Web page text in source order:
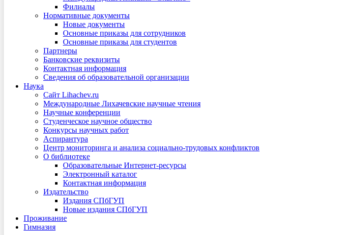
Филиалы
Нормативные документы
Новые документы
Основные приказы для сотрудников
Основные приказы для студентов
Партнеры
Банковские реквизиты
Контактная информация
Сведения об образовательной организации
Наука
Сайт Lihachev.ru
Международные Лихачевские научные чтения
Научные конференции
Студенческое научное общество
Конкурсы научных работ
Аспирантура
Центр мониторинга и анализа социально-трудовых конфликтов
О библиотеке
Образовательные Интернет-ресурсы
Электронный каталог
Контактная информация
Издательство
Издания СПбГУП
Новые издания СПбГУП
Проживание
Гимназия